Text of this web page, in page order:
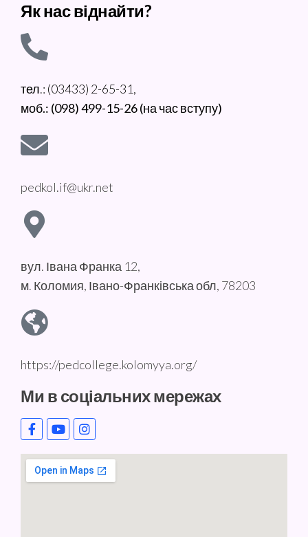
Як нас віднайти?
тел.: (03433) 2-65-31,
моб.: (098) 499-15-26 (на час вступу)
pedkol.if@ukr.net
вул. Івана Франка 12,
м. Коломия, Івано-Франківська обл, 78203
https://pedcollege.kolomyya.org/
Ми в соціальних мережах